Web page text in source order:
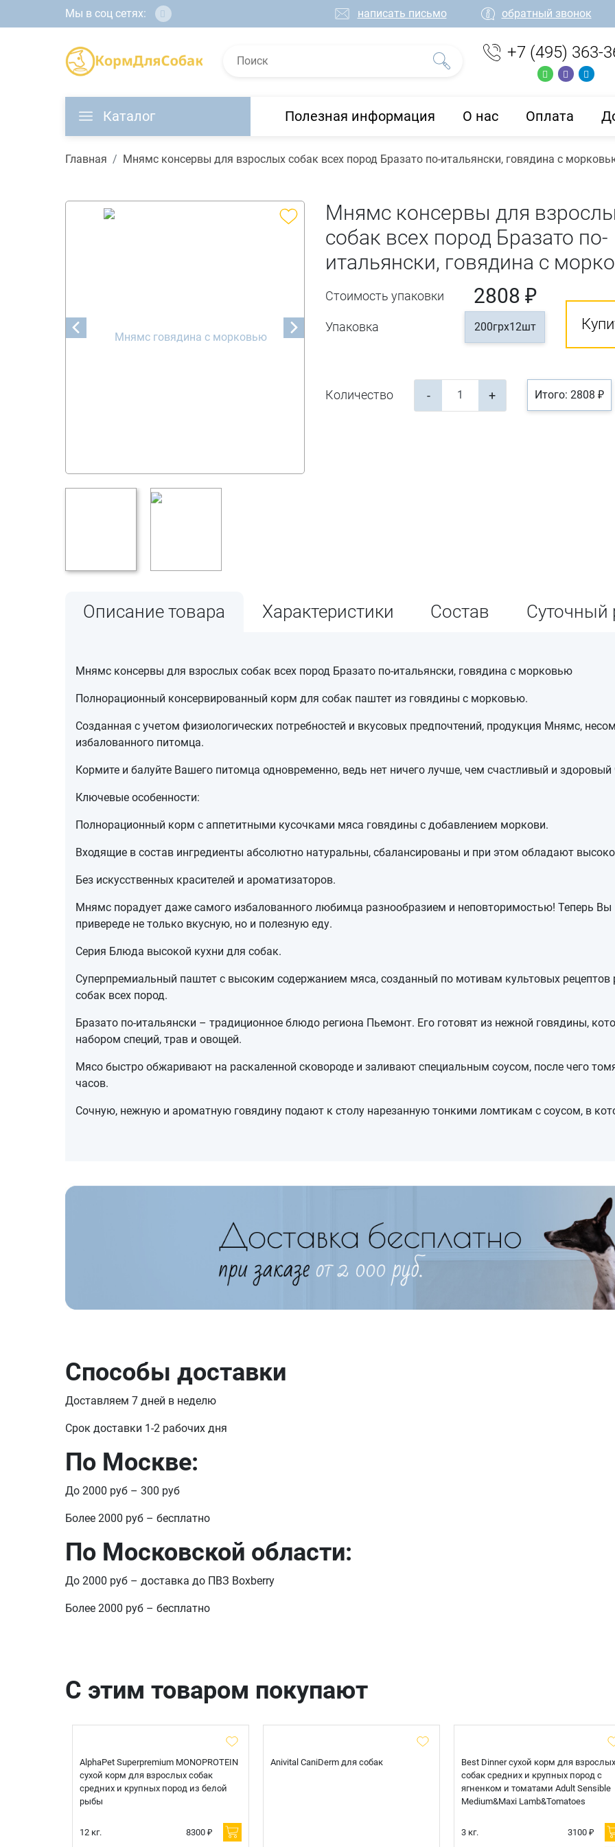
Мы в соц сетях: написать письмо обратный звонок
+7 (495) 363-
Каталог Полезная информация О нас Оплата
Главная Мнямс консервы для взрослых собак всех пород Бразато по-итальянски, говядина с
Мнямс консервы для
собак всех пород Бразато по-
итальянски, говядина с
Стоимость упаковки
Упаковка
2808 ₽
200грх12шт
Количество - + Итого: 2808 ₽
Описание товара Характеристики Состав Суточный
Мнямс консервы для взрослых собак всех пород Бразато по-итальянски, говядина с морковью
Полнорационный консервированный корм для собак паштет из говядины с морковью.
Созданная с учетом физиологических потребностей и вкусовых предпочтений, продукция Мнямс,
избалованного питомца.
Кормите и балуйте Вашего питомца одновременно, ведь нет ничего лучше, чем счастливый и здоровый
Ключевые особенности:
Полнорационный корм с аппетитными кусочками мяса говядины с добавлением моркови.
Входящие в состав ингредиенты абсолютно натуральны, сбалансированы и при этом обладают
Без искусственных красителей и ароматизаторов.
Мнямс порадует даже самого избалованного любимца разнообразием и неповторимостью! Теперь
привереде не только вкусную, но и полезную еду.
Серия Блюда высокой кухни для собак.
Суперпремиальный паштет с высоким содержанием мяса, созданный по мотивам культовых рецептов
собак всех пород.
Бразато по-итальянски – традиционное блюдо региона Пьемонт. Его готовят из нежной говядины,
набором специй, трав и овощей.
Мясо быстро обжаривают на раскаленной сковороде и заливают специальным соусом, после чего
часов.
Сочную, нежную и ароматную говядину подают к столу нарезанную тонкими ломтикам с соусом, в
Способы доставки
Доставляем 7 дней в неделю
Срок доставки 1-2 рабочих дня
По Москве:
До 2000 руб – 300 руб
Более 2000 руб – бесплатно
По Московской области:
До 2000 руб – доставка до ПВЗ Boxberry
Более 2000 руб – бесплатно
С этим товаром покупают
AlphaPet Superpremium MONOPROTEIN
сухой корм для взрослых собак
средних и крупных пород из белой
рыбы
12 кг. 8300 ₽
Anivital CaniDerm для собак
Best Dinner сухой корм для взрослых
собак средних и крупных пород с
ягненком и томатами Adult Sensible
Medium&Maxi Lamb&Tomatoes
3 кг. 3100 ₽